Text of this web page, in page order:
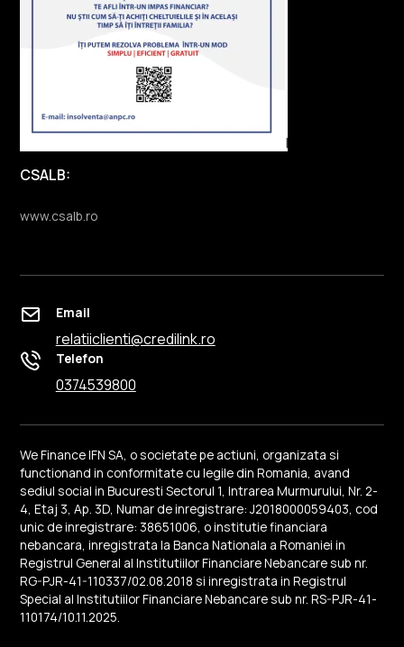
CSALB:
www.csalb.ro
Email
relatiiclienti@credilink.ro
Telefon
0374539800
We Finance IFN SA, o societate pe actiuni, organizata si
functionand in conformitate cu legile din Romania, avand
sediul social in Bucuresti Sectorul 1, Intrarea Murmurului, Nr. 2-
4, Etaj 3, Ap. 3D, Numar de inregistrare: J2018000059403, cod
unic de inregistrare: 38651006, o institutie financiara
nebancara, inregistrata la Banca Nationala a Romaniei in
Registrul General al Institutiilor Financiare Nebancare sub nr.
RG-PJR-41-110337/02.08.2018 si inregistrata in Registrul
Special al Institutiilor Financiare Nebancare sub nr. RS-PJR-41-
110174/10.11.2025.